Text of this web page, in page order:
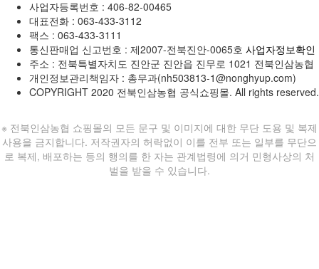
사업자등록번호 : 406-82-00465
대표전화 : 063-433-3112
팩스 : 063-433-3111
통신판매업 신고번호 : 제2007-전북진안-0065호 사업자정보확인
주소 : 전북특별자치도 진안군 진안읍 진무로 1021 전북인삼농협
개인정보관리책임자 : 총무과(nh503813-1@nonghyup.com)
COPYRIGHT 2020 전북인삼농협 공식쇼핑몰. All rights reserved.
※ 전북인삼농협 쇼핑몰의 모든 문구 및 이미지에 대한 무단 도용 및 복제
사용을 금지합니다. 저작권자의 허락없이 이를 전부 또는 일부를 무단으
로 복제, 배포하는 등의 행의를 한 자는 관계법령에 의거 민형사상의 처
벌을 받을 수 있습니다.